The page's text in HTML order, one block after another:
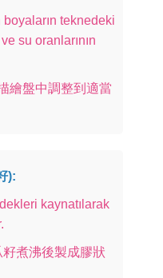
boyaların teknedeki
su oranlarının
繪盤中調整到適當
):
kaynatılarak
煮沸後製成膠狀